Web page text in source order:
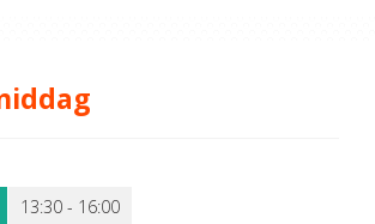
13:30 - 16:00